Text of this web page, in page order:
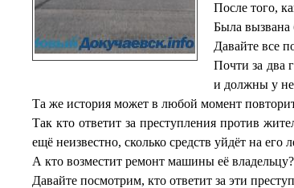
После того,
Была вызвана
Давайте все
Почти за два
и должны у
Та же история может в любой момент
Так кто ответит за преступления против
ещё неизвестно, сколько средств уйдёт на его
А кто возместит ремонт машины её владельцу?
Давайте посмотрим, кто ответит за эти